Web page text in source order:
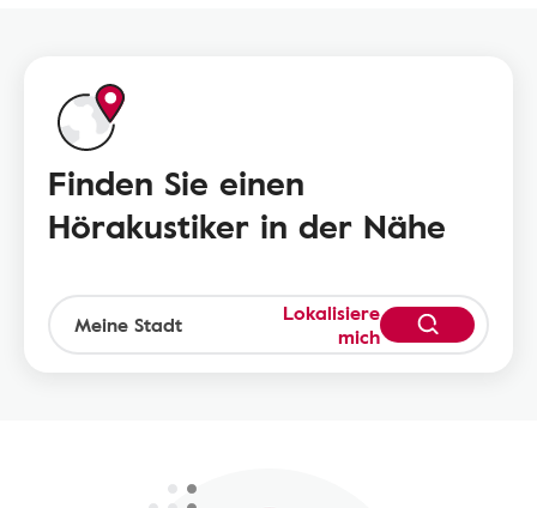
Finden Sie einen
Hörakustiker in der Nähe
Lokalisiere
mich